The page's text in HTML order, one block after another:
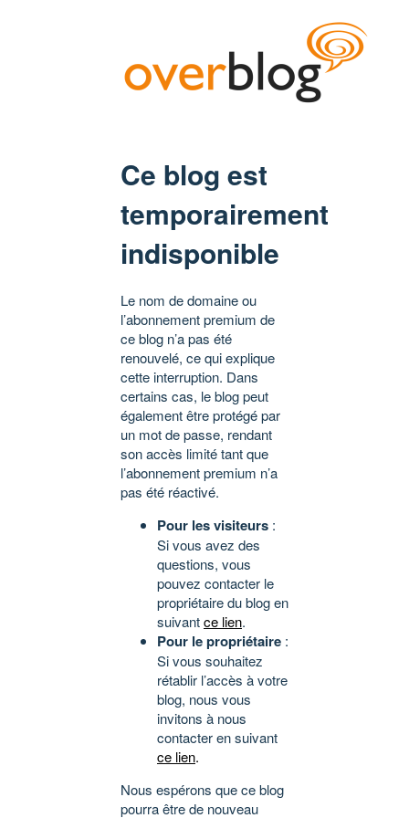
Ce blog est
temporairement
indisponible
Le nom de domaine ou
l’abonnement premium de
ce blog n’a pas été
renouvelé, ce qui explique
cette interruption. Dans
certains cas, le blog peut
également être protégé par
un mot de passe, rendant
son accès limité tant que
l’abonnement premium n’a
pas été réactivé.
Pour les visiteurs :
Si vous avez des
questions, vous
pouvez contacter le
propriétaire du blog en
suivantce lien.
Pour le propriétaire :
Si vous souhaitez
rétablir l’accès à votre
blog, nous vous
invitons à nous
contacter en suivant
ce lien.
Nous espérons que ce blog
pourra être de nouveau